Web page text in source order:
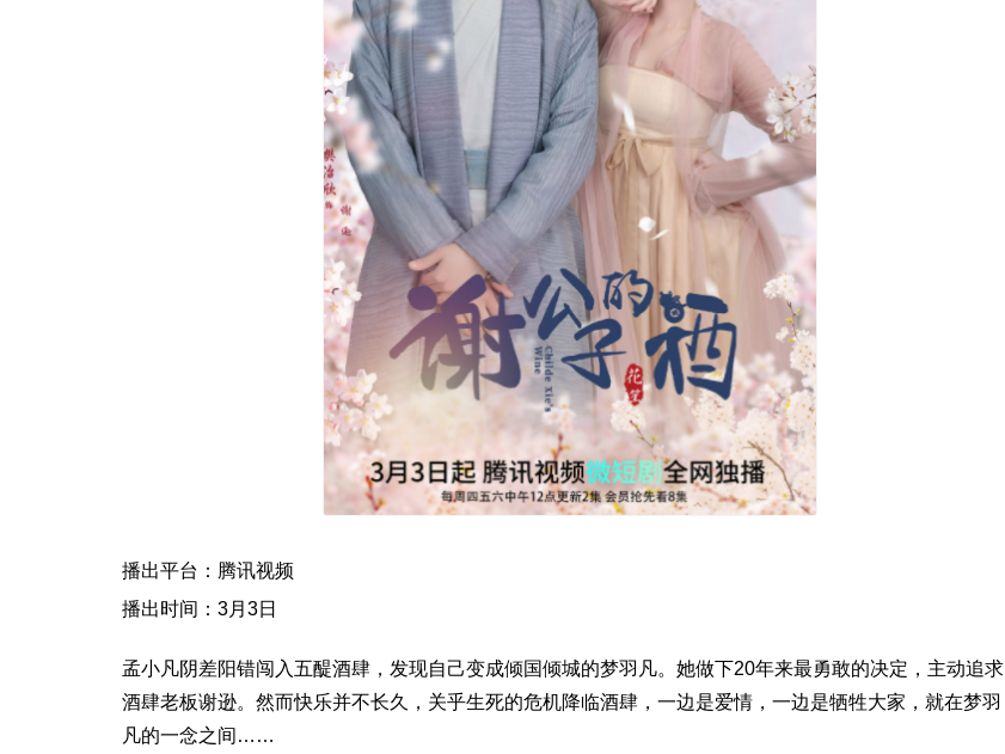
播出平台：腾讯视频
播出时间：3月3日
孟小凡阴差阳错闯入五醍酒肆，发现自己变成倾国倾城的梦羽凡。她做下20年来最勇敢的决定，主动追求
酒肆老板谢逊。然而快乐并不长久，关乎生死的危机降临酒肆，一边是爱情，一边是牺牲大家，就在梦羽
凡的一念之间……